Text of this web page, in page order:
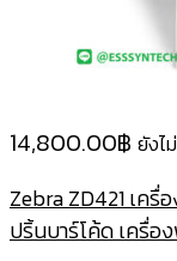
14,800.00฿ ยังไ
Zebra ZD421 เค
ปริ้นบาร์โค้ด เครื่